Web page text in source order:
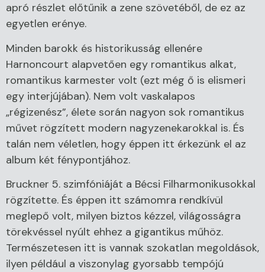
apró részlet előtűnik a zene szövetéből, de ez az
egyetlen erénye.
Minden barokk és historikusság ellenére
Harnoncourt alapvetően egy romantikus alkat,
romantikus karmester volt (ezt még ő is elismeri
egy interjújában). Nem volt vaskalapos
„régizenész”, élete során nagyon sok romantikus
művet rögzített modern nagyzenekarokkal is. És
talán nem véletlen, hogy éppen itt érkezünk el az
album két fénypontjához.
Bruckner 5. szimfóniáját a Bécsi Filharmonikusokkal
rögzítette. És éppen itt számomra rendkívül
meglepő volt, milyen biztos kézzel, világosságra
törekvéssel nyúlt ehhez a gigantikus műhöz.
Természetesen itt is vannak szokatlan megoldások,
ilyen például a viszonylag gyorsabb tempójú